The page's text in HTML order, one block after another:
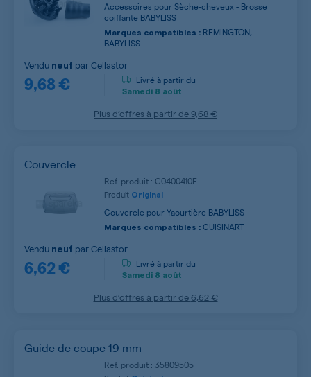
Accessoires pour Sèche-cheveux - Brosse
coiffante BABYLISS
Marques compatibles : REMINGTON,
BABYLISS
9,68 €
Vendu neuf parCellastor
Livré à partir du
Samedi 8 août
Plus d’offres à partir de 9,68 €
Couvercle
Ref. produit : C0400410E
Produit Original
Couvercle pour Yaourtière BABYLISS
Marques compatibles : CUISINART
6,62 €
Vendu neuf parCellastor
Livré à partir du
Samedi 8 août
Plus d’offres à partir de 6,62 €
Guide de coupe 19 mm
Ref. produit : 35809505